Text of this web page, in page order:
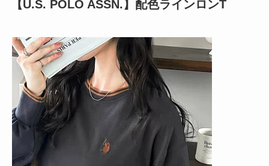
【U.S. POLO ASSN.】 配色ラインロンT